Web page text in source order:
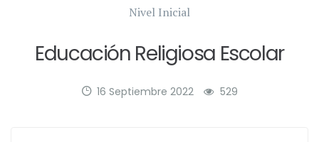
Nivel Inicial
Educación Religiosa Escolar
16 Septiembre 2022 529